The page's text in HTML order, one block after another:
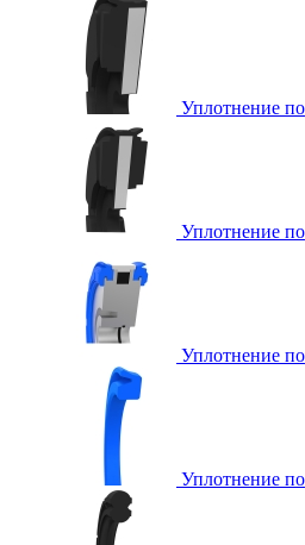
Уплотнение
Уплотнение
Уплотнение
Уплотнение